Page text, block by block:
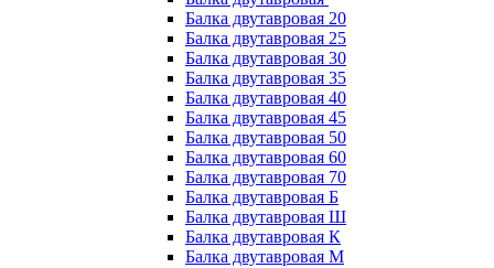
Балка двутавровая 20
Балка двутавровая 25
Балка двутавровая 30
Балка двутавровая 35
Балка двутавровая 40
Балка двутавровая 45
Балка двутавровая 50
Балка двутавровая 60
Балка двутавровая 70
Балка двутавровая Б
Балка двутавровая Ш
Балка двутавровая К
Балка двутавровая М